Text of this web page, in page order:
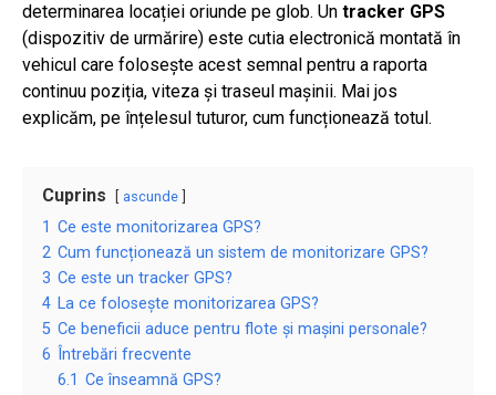
determinarea locației oriunde pe glob. Un tracker GPS
(dispozitiv de urmărire) este cutia electronică montată în
vehicul care folosește acest semnal pentru a raporta
continuu poziția, viteza și traseul mașinii. Mai jos
explicăm, pe înțelesul tuturor, cum funcționează totul.
Cuprins ascunde
1 Ce este monitorizarea GPS?
2 Cum funcționează un sistem de monitorizare GPS?
3 Ce este un tracker GPS?
4 La ce folosește monitorizarea GPS?
5 Ce beneficii aduce pentru flote și mașini personale?
6
Întrebări frecvente
6.1 Ce înseamnă GPS?